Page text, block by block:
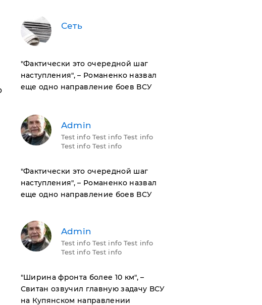
Сеть
​"Фактически это очередной шаг
наступления", – Романенко назвал
еще одно направление боев ВСУ
Admin
Test info Test info Test info
Test info Test info
​"Фактически это очередной шаг
наступления", – Романенко назвал
еще одно направление боев ВСУ
Admin
Test info Test info Test info
Test info Test info
​"Ширина фронта более 10 км", –
Свитан озвучил главную задачу ВСУ
на Купянском направлении